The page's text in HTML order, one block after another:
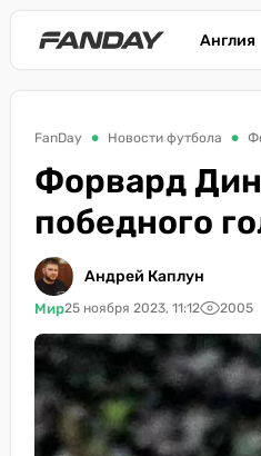
Англия
FanDay Новости футбола
Форвард
победного
Андрей Каплун
Мир25 ноября 2023, 11:12 2005